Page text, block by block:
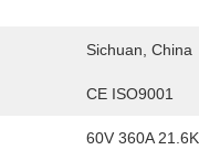
Sichuan, China
CE ISO9001
60V 360A